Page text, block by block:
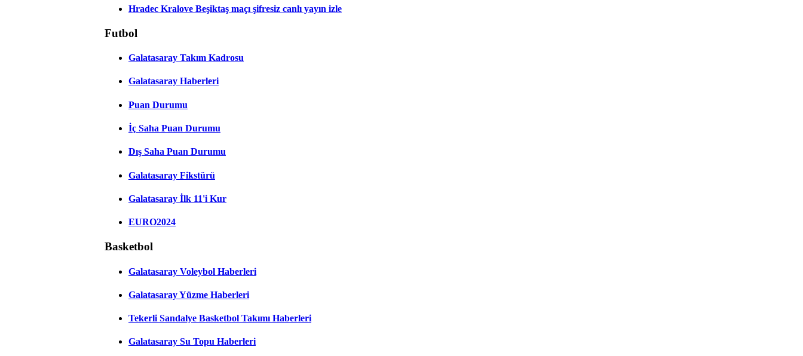
Hradec Kralove Beşiktaş maçı şifresiz canlı yayın izle
Futbol
Galatasaray Takım Kadrosu
Galatasaray Haberleri
Puan Durumu
İç Saha Puan Durumu
Dış Saha Puan Durumu
Galatasaray Fikstürü
Galatasaray İlk 11'i Kur
EURO2024
Basketbol
Galatasaray Voleybol Haberleri
Galatasaray Yüzme Haberleri
Tekerli Sandalye Basketbol Takımı Haberleri
Galatasaray Su Topu Haberleri